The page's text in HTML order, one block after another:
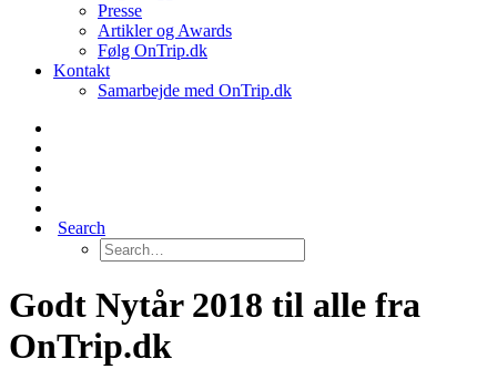
Presse
Artikler og Awards
Følg OnTrip.dk
Kontakt
Samarbejde med OnTrip.dk
Search
Godt Nytår 2018 til alle fra
OnTrip.dk